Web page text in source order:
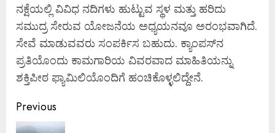
ನಕ್ಷೆಯಲ್ಲಿ ವಿವಿಧ ನದಿಗಳು ಹುಟ್ಟುವ ಸ್ಥಳ ಮತ್ತು ಹರಿದು
ಸಮುದ್ರ ಸೇರುವ ಯೋಜನೆಯ ಅಧ್ಯಯನವೂ ಅರಂಭವಾಗಿದೆ.
ಸೇವೆ ಮಾಡುವವರು ಸಂಪರ್ಕಿಸ ಬಹುದು. ಕ್ಯಾಂಪಸ್‌ನ
ಪ್ರತಿಯೊಂದು ಕಾಮಗಾರಿಯ ವಿವರವಾದ ಮಾಹಿತಿಯನ್ನು
ಶಕ್ತಿಪೀಠ ಫ್ಯಾಮಿಲಿಯೊಂದಿಗೆ ಹಂಚಿಕೊಳ್ಳಲಿದ್ದೇನೆ.
Previous